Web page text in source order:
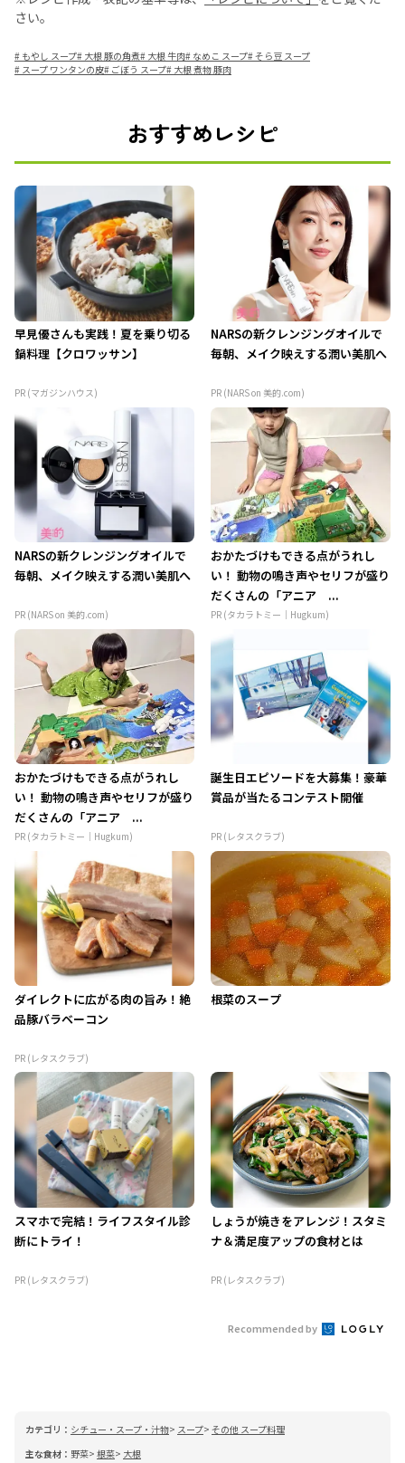
さい。
# もやし スープ# 大根 豚の角煮# 大根 牛肉# なめこ スープ#そら豆 スープ
# スープ ワンタンの皮# ごぼう スープ# 大根 煮物 豚肉
おすすめレシピ
早見優さんも実践！夏を乗り切る
鍋料理【クロワッサン】
PR (マガジンハウス)
NARSの新クレンジングオイルで
毎朝、メイク映えする潤い美肌へ
PR (NARS on 美的.com)
NARSの新クレンジングオイルで
毎朝、メイク映えする潤い美肌へ
PR (NARS on 美的.com)
おかたづけもできる点がうれし
い！ 動物の鳴き声やセリフが盛り
だくさんの「アニア ...
PR (タカラトミー｜Hugkum)
おかたづけもできる点がうれし
い！ 動物の鳴き声やセリフが盛り
だくさんの「アニア ...
PR (タカラトミー｜Hugkum)
誕生日エピソードを大募集！豪華
賞品が当たるコンテスト開催
PR (レタスクラブ)
ダイレクトに広がる肉の旨み！絶
品豚バラベーコン
PR (レタスクラブ)
根菜のスープ
スマホで完結！ライフスタイル診
断にトライ！
PR (レタスクラブ)
しょうが焼きをアレンジ！スタミ
ナ＆満足度アップの食材とは
PR (レタスクラブ)
Recommended by
カテゴリ： シチュー・スープ・汁物 スープ その他 スープ料理
主な食材： 野菜 根菜
大根